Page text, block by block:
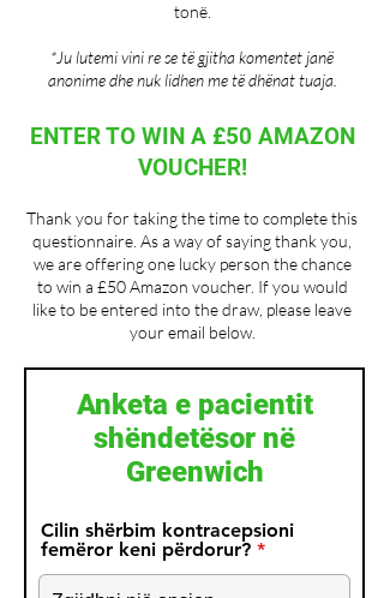
tonë.
*Ju lutemi vini re se të gjitha komentet janë
anonime dhe nuk lidhen me të dhënat tuaja.
ENTER TO WIN A £50 AMAZON
VOUCHER!
Thank you for taking the time to complete this
questionnaire. As a way of saying thank you,
we are offering one lucky person the chance
to win a £50 Amazon voucher. If you would
like to be entered into the draw, please leave
your email below.
Anketa e pacientit
shëndetësor në
Greenwich
Cilin shërbim kontracepsioni
femëror keni përdorur?